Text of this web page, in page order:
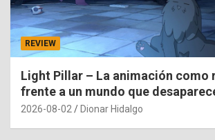
REVIEW
Light Pillar – La animación como
frente a un mundo que
2026-08-02 Dionar Hidalgo